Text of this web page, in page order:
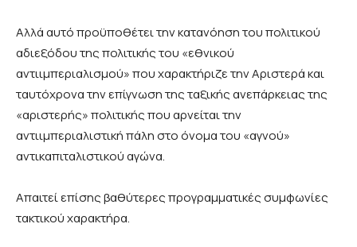
Αλλά αυτό προϋποθέτει την κατανόηση του πολιτικού
αδιεξόδου της πολιτικής του «εθνικού
αντιιμπεριαλισμού» που χαρακτήριζε την Αριστερά και
ταυτόχρονα την επίγνωση της ταξικής ανεπάρκειας της
«αριστερής» πολιτικής που αρνείται την
αντιιμπεριαλιστική πάλη στο όνομα του «αγνού»
αντικαπιταλιστικού αγώνα.
Απαιτεί επίσης βαθύτερες προγραμματικές συμφωνίες
τακτικού χαρακτήρα.